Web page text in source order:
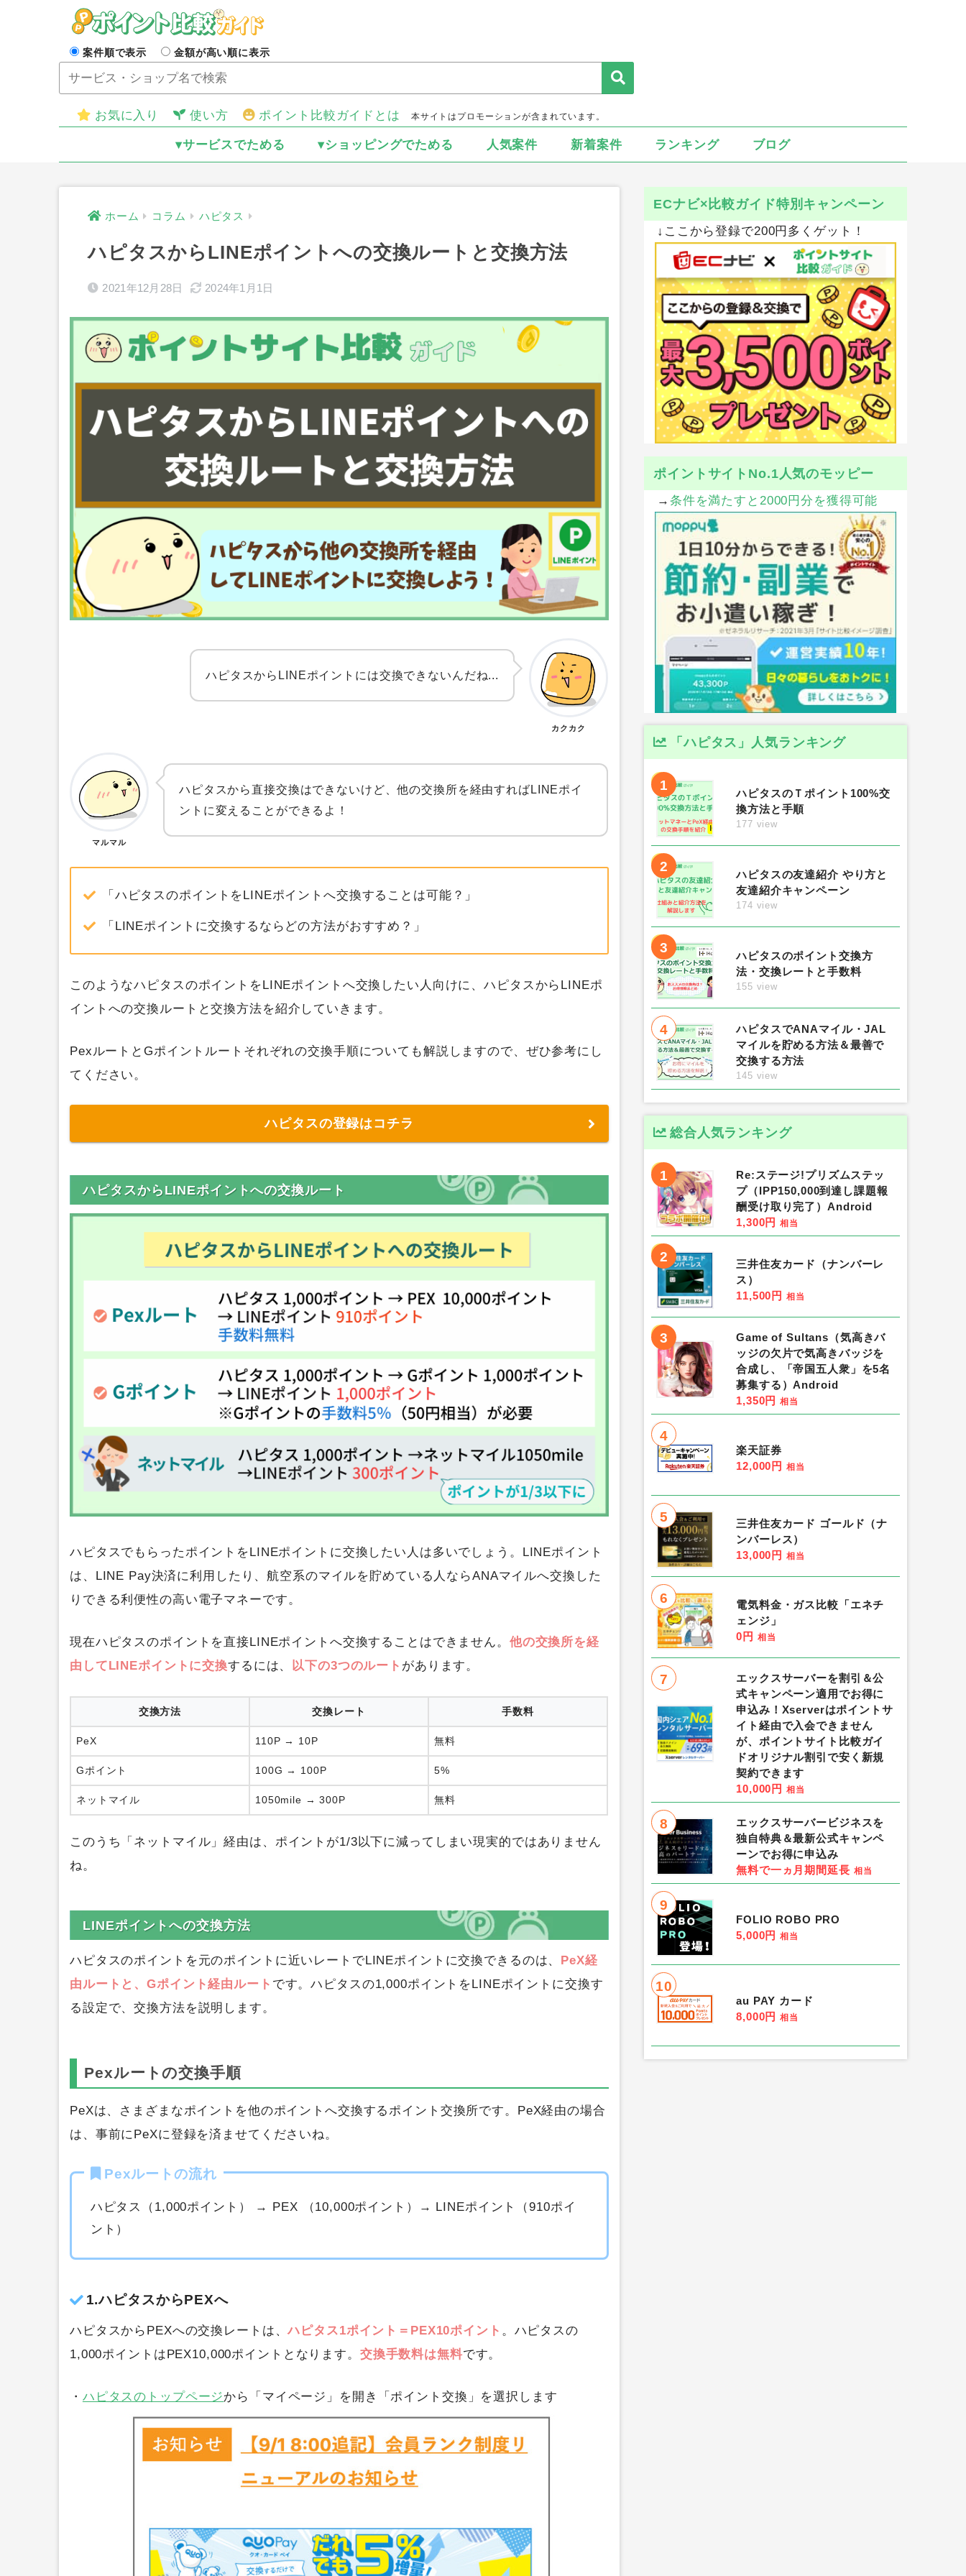
案件順で表示 金額が高い順に表示
お気に入り 使い方 ポイント比較ガイドとは 本サイトはプロモーションが含まれています。
▾サービスでためる ▾ショッピングでためる 人気案件 新着案件 ランキング ブログ
ホーム コラム ハピタス
ハピタスからLINEポイントへの交換ルートと交換方法
2021年12月28日 2024年1月1日
ハピタスからLINEポイントには交換できないんだね...
カクカク
マルマル
ハピタスから直接交換はできないけど、他の交換所を経由すればLINEポイ
ントに変えることができるよ！
「ハピタスのポイントをLINEポイントへ交換することは可能？」
「LINEポイントに交換するならどの方法がおすすめ？」
このようなハピタスのポイントをLINEポイントへ交換したい人向けに、ハピタスからLINEポ
イントへの交換ルートと交換方法を紹介していきます。
PexルートとGポイントルートそれぞれの交換手順についても解説しますので、ぜひ参考にし
てください。
ハピタスの登録はコチラ
ハピタスからLINEポイントへの交換ルート
ハピタスでもらったポイントをLINEポイントに交換したい人は多いでしょう。LINEポイント
は、LINE Pay決済に利用したり、航空系のマイルを貯めている人ならANAマイルへ交換した
りできる利便性の高い電子マネーです。
現在ハピタスのポイントを直接LINEポイントへ交換することはできません。 他の交換所を経
由してLINEポイントに交換するには、 以下の3つのルート があります。
交換方法 交換レート 手数料
PeX 110P → 10P 無料
Gポイント 100G → 100P 5%
ネットマイル 1050mile → 300P 無料
このうち「ネットマイル」経由は、ポイントが1/3以下に減ってしまい現実的ではありません
ね。
LINEポイントへの交換方法
ハピタスのポイントを元のポイントに近いレートでLINEポイントに交換できるのは、
PeX経
由ルートと、Gポイント経由ルート です。ハピタスの1,000ポイントをLINEポイントに交換す
る設定で、交換方法を説明します。
Pexルートの交換手順
PeXは、さまざまなポイントを他のポイントへ交換するポイント交換所です。PeX経由の場合
は、事前にPeXに登録を済ませてくださいね。
Pexルートの流れ
ハピタス（1,000ポイント） → PEX （10,000ポイント）→ LINEポイント（910ポイ
ント）
1.ハピタスからPEXへ
ハピタスからPEXへの交換レートは、ハピタス1ポイント＝PEX10ポイント 。ハピタスの
1,000ポイントはPEX10,000ポイントとなります。 交換手数料は無料です。
・ ハピタスのトップページから「マイページ」を開き「ポイント交換」を選択します
ECナビ×比較ガイド特別キャンペーン
↓ここから登録で200円多くゲット！
ポイントサイトNo.1人気のモッピー
→ 条件を満たすと2000円分を獲得可能
「ハピタス」人気ランキング
1
ハピタスのＴポイント100%交
換方法と手順
177 view
2
ハピタスの友達紹介 やり方と
友達紹介キャンペーン
174 view
3
ハピタスのポイント交換方
法・交換レートと手数料
155 view
4
ハピタスでANAマイル・JAL
マイルを貯める方法＆最善で
交換する方法
145 view
総合人気ランキング
1
Re:ステージ!プリズムステッ
プ（IPP150,000到達し課題報
酬受け取り完了）Android
1,300円 相当
2
三井住友カード（ナンバーレ
ス）
11,500円 相当
3
Game of Sultans（気高きバ
ッジの欠片で気高きバッジを
合成し、「帝国五人衆」を5名
募集する）Android
1,350円 相当
4
楽天証券
12,000円 相当
5
三井住友カード ゴールド（ナ
ンバーレス）
13,000円 相当
6
電気料金・ガス比較「エネチ
ェンジ」
0円 相当
7
エックスサーバーを割引＆公
式キャンペーン適用でお得に
申込み！Xserverはポイントサ
イト経由で入会できません
が、ポイントサイト比較ガイ
ドオリジナル割引で安く新規
契約できます
10,000円 相当
8
エックスサーバービジネスを
独自特典＆最新公式キャンペ
ーンでお得に申込み
無料で一ヵ月期間延長 相当
9
FOLIO ROBO PRO
5,000円 相当
10
au PAY カード
8,000円 相当